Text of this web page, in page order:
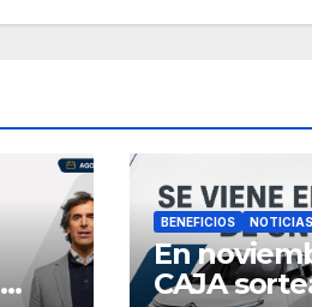
BENEFICIOS NOTICIAS
En
CAJA